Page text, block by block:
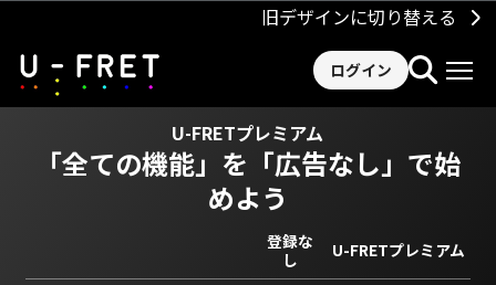
旧デザインに切り替える
ログイン
U-FRETプレミアム
「全ての機能」を 「広告なし」で始
めよう
登録な
し
U-FRETプレミアム